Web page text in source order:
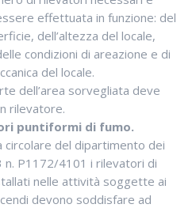
effettuata in funzione: del
dell’altezza del locale,
condizioni di areazione e di
del locale.
dell’area sorvegliata deve
rilevatore.
puntiformi di fumo.
circolare del dipartimento dei
P1172/4101 i rilevatori di
nelle attività soggette ai
devono soddisfare ad